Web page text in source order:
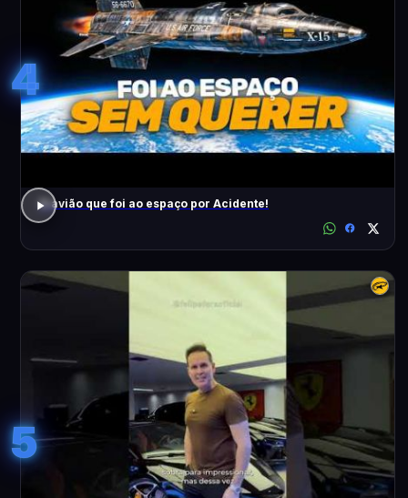
4
O avião que foi ao espaço por Acidente!
5